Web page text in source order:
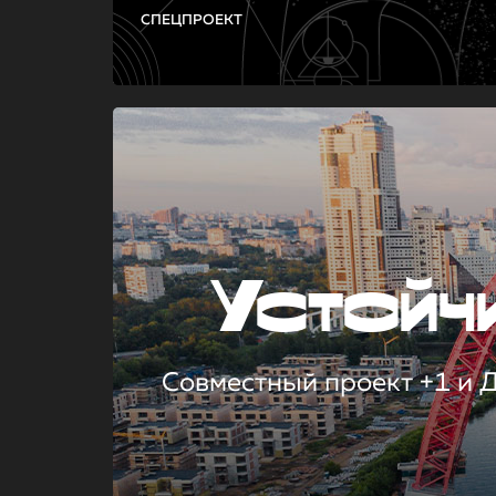
СПЕЦПРОЕКТ
Совместный проект +1 и